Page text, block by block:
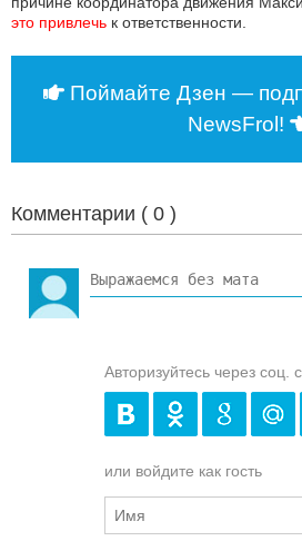
это привлечь к ответственности.
Поймайте Дзен —
NewsFrol!
Комментарии ( 0 )
Авторизуйтесь через соц.
или войдите как гость